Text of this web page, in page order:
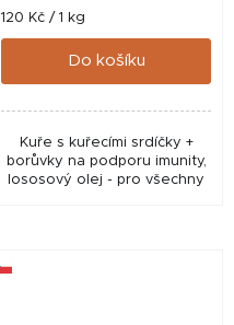
Měrná
cena:
120 Kč / 1 kg
Do košíku
Kuře s kuřecími srdíčky +
borůvky na podporu imunity,
lososový olej - pro všechny